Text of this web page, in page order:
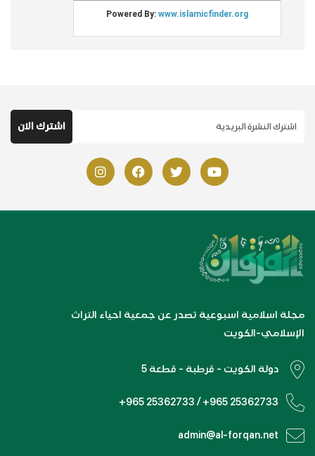
مجلة اسلامية اسبوعية تصدر عن جمعية احياء التراث
الإسلامي-الكويت
دولة الكويت - قرطبة - قطعة 5
+965 25362733 / +965 25362733
admin@al-forqan.net